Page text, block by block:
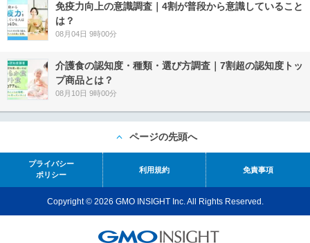
免疫力向上の意識調査｜4割が普段から意識していること
は？
08月04日 9時00分
介護食の認知度・種類・選び方調査｜7割超の認知度トッ
プ商品とは？
08月10日 9時00分
ページの先頭へ
プライバシー
ポリシー
利用規約 免責事項
Copyright © 2026 GMO INSIGHT Inc. All Rights Reserved.